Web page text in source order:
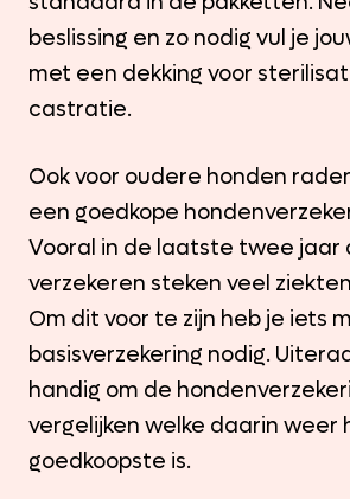
beslissing en zo nodig vul je
met een dekking voor
castratie.
Ook voor oudere honden
een goedkope
Vooral in de laatste twee jaar
verzekeren steken veel
Om dit voor te zijn heb je iets
basisverzekering nodig.
handig om de
vergelijken welke daarin weer
goedkoopste is.